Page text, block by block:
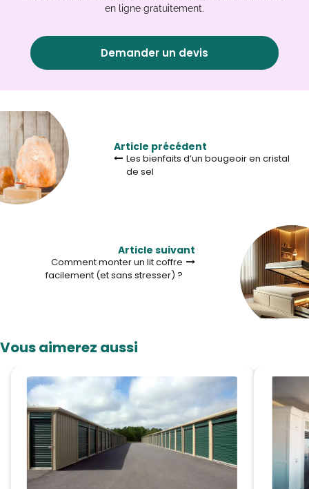
en ligne gratuitement.
Demander un devis
Article précédent
Les bienfaits d’un bougeoir en cristal
de sel
Article suivant
Comment monter un lit coffre
facilement (et sans stresser) ?
Vous aimerez aussi